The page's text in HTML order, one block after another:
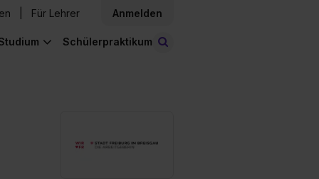
Für Lehrer Anmelden
Schülerpraktikum